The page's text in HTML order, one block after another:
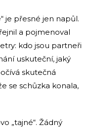
je přesné jen napůl.
a pojmenoval
kdo jsou partneři
uskuteční, jaký
skutečná
se schůzka konala,
„tajné“. Žádný